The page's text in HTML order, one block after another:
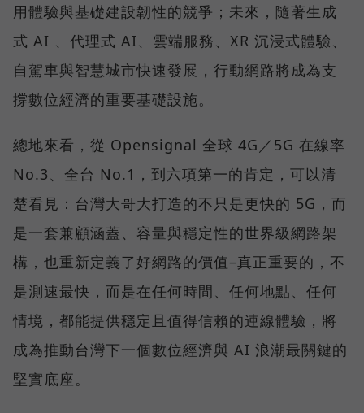
用體驗與基礎建設韌性的競爭；未來，隨著生成
式 AI 、代理式 AI、雲端服務、XR 沉浸式體驗、
自駕車與智慧城市快速發展，行動網路將成為支
撐數位經濟的重要基礎設施。
總地來看，從 Opensignal 全球 4G／5G 在線率
No.3、全台 No.1，到六項第一的肯定，可以清
楚看見：台灣大哥大打造的不只是更快的 5G，而
是一套兼顧涵蓋、容量與穩定性的世界級網路架
構，也重新定義了好網路的價值–真正重要的，不
是測速最快，而是在任何時間、任何地點、任何
情境，都能提供穩定且值得信賴的連線體驗，將
成為推動台灣下一個數位經濟與 AI 浪潮最關鍵的
堅實底座。